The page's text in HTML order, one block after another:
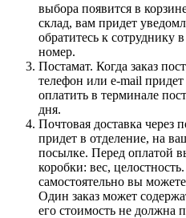
выбора появится в
склад, вам придет
обратитесь к сотруднику
номер.
Постамат. Когда заказ
телефон или e-mail
оплатить в терминале
дня.
Почтовая доставка через
придет в отделение, на
посылке. Перед оплатой
коробки: вес,
самостоятельно вы
Один заказ может
его стоимость не должна